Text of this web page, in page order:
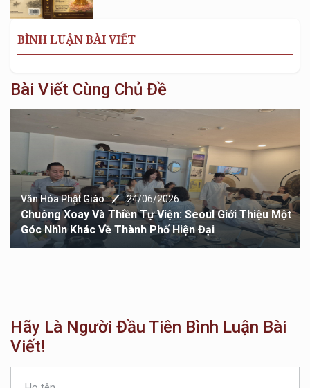
BÌNH LUẬN BÀI VIẾT
Bài Viết Cùng Chủ Đề
Văn Hóa Phật Giáo 24/06/2026
Chuông Xoay Và Thiền Tự Viện: Seoul Giới Thiệu Một
Góc Nhìn Khác Về Thành Phố Hiện Đại
Hãy Là Người Đầu Tiên Bình Luận Bài
Viết!